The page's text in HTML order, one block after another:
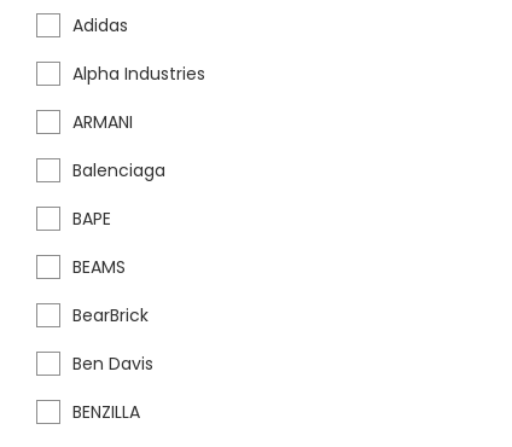
Adidas
Alpha Industries
ARMANI
Balenciaga
BAPE
BEAMS
BearBrick
Ben Davis
BENZILLA